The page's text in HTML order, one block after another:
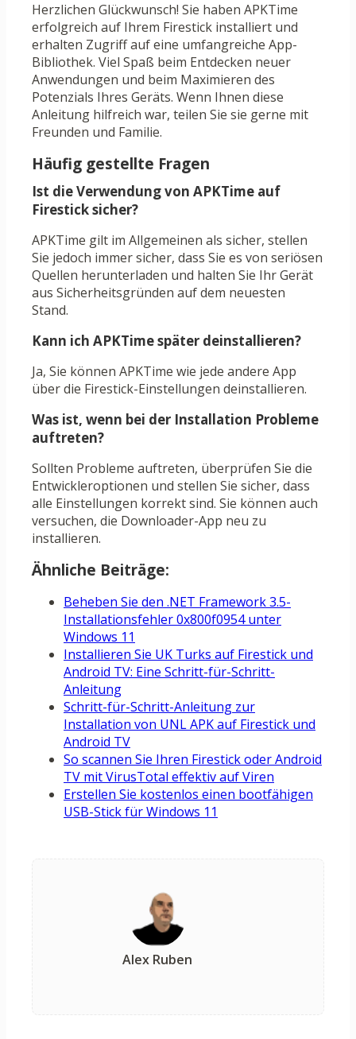
Herzlichen Glückwunsch! Sie haben APKTime
erfolgreich auf Ihrem Firestick installiert und
erhalten Zugriff auf eine umfangreiche App-
Bibliothek. Viel Spaß beim Entdecken neuer
Anwendungen und beim Maximieren des
Potenzials Ihres Geräts. Wenn Ihnen diese
Anleitung hilfreich war, teilen Sie sie gerne mit
Freunden und Familie.
Häufig gestellte Fragen
Ist die Verwendung von APKTime auf
Firestick sicher?
APKTime gilt im Allgemeinen als sicher, stellen
Sie jedoch immer sicher, dass Sie es von seriösen
Quellen herunterladen und halten Sie Ihr Gerät
aus Sicherheitsgründen auf dem neuesten
Stand.
Kann ich APKTime später deinstallieren?
Ja, Sie können APKTime wie jede andere App
über die Firestick-Einstellungen deinstallieren.
Was ist, wenn bei der Installation Probleme
auftreten?
Sollten Probleme auftreten, überprüfen Sie die
Entwickleroptionen und stellen Sie sicher, dass
alle Einstellungen korrekt sind. Sie können auch
versuchen, die Downloader-App neu zu
installieren.
Ähnliche Beiträge:
Beheben Sie den .NET Framework 3.5-
Installationsfehler 0x800f0954 unter
Windows 11
Installieren Sie UK Turks auf Firestick und
Android TV: Eine Schritt-für-Schritt-
Anleitung
Schritt-für-Schritt-Anleitung zur
Installation von UNL APK auf Firestick und
Android TV
So scannen Sie Ihren Firestick oder Android
TV mit VirusTotal effektiv auf Viren
Erstellen Sie kostenlos einen bootfähigen
USB-Stick für Windows 11
Alex Ruben